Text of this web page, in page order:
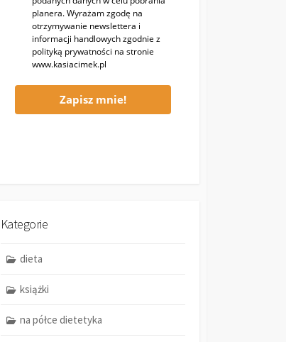
planera. Wyrażam zgodę na
otrzymywanie newslettera i
informacji handlowych zgodnie z
polityką prywatności na stronie
www.kasiacimek.pl
Zapisz mnie!
Kategorie
dieta
książki
na półce dietetyka